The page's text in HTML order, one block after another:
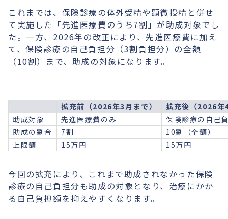
これまでは、保険診療の体外受精や顕微授精と併せ
て実施した「先進医療費のうち7割」が助成対象でし
た。一方、2026年の改正により、先進医療費に加え
て、保険診療の自己負担分（3割負担分）の全額
（10割）まで、助成の対象になります。
拡充前（2026年3月まで）
拡充後（2026年
助成対象
先進医療費のみ
保険診療の自己
助成の割合
7割
10割（全額）
上限額
15万円 15万円
今回の拡充により、これまで助成されなかった保険
診療の自己負担分も助成の対象となり、治療にかか
る自己負担額を抑えやすくなります。